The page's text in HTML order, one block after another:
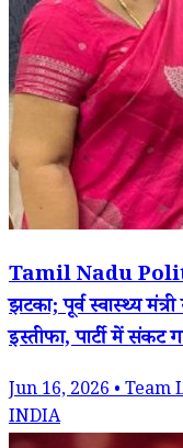
Tamil Nadu
झटका; पूर्व स्वास्थ्य
इस्तीफा, पार्टी में संकट
Jun 16, 2026 • Team
INDIA